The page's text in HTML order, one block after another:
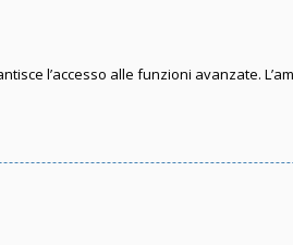
l’accesso alle funzioni avanzate.